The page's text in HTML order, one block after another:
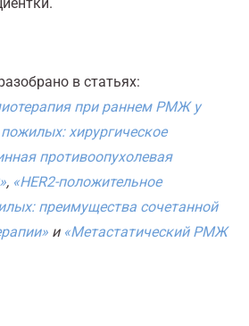
в статьях:
при раннем РМЖ у
хирургическое
противоопухолевая
, «HER2-положительное
преимущества сочетанной
и «Метастатический РМЖ